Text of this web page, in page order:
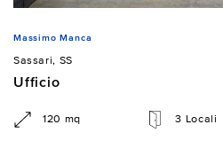
Massimo Manca
Sassari, SS
Ufficio
120 mq 3 Locali